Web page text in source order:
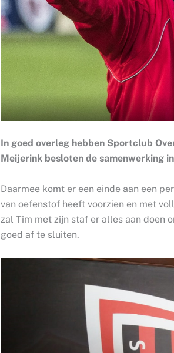
In goed overleg hebben Sportclub
Meijerink besloten de samenwerking
Daarmee komt er een einde aan een
van oefenstof heeft voorzien en met
zal Tim met zijn staf er alles aan doen
goed af te sluiten.